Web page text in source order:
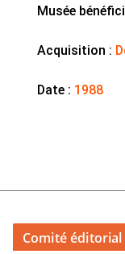
Musée
Acquisition :
Date : 1988
Comité éditorial